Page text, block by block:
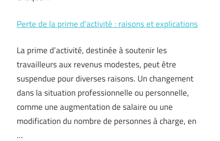
Perte de la prime d’activité : raisons et explications
La prime d’activité, destinée à soutenir les
travailleurs aux revenus modestes, peut être
suspendue pour diverses raisons. Un changement
dans la situation professionnelle ou personnelle,
comme une augmentation de salaire ou une
modification du nombre de personnes à charge, en
…